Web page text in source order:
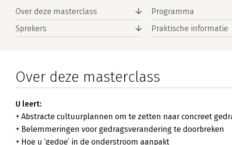
Over deze masterclass
Programma
Sprekers
Praktische informatie
Over deze masterclass
U leert:
+ Abstracte cultuurplannen om te zetten naar concreet
+ Belemmeringen voor gedragsverandering te doorbreken
+ Hoe u ‘gedoe’ in de onderstroom aanpakt